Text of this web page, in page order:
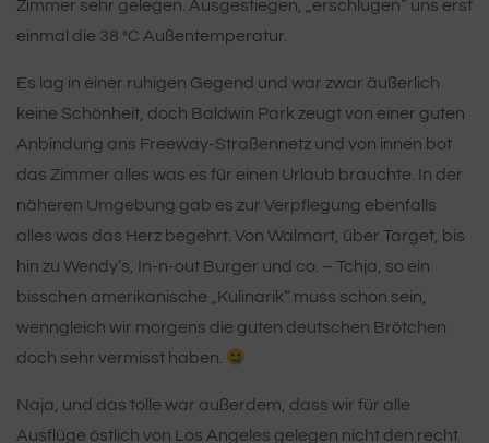
Zimmer sehr gelegen. Ausgestiegen, „erschlugen“ uns erst
einmal die 38 °C Außentemperatur.
Es lag in einer ruhigen Gegend und war zwar äußerlich
keine Schönheit, doch Baldwin Park zeugt von einer guten
Anbindung ans Freeway-Straßennetz und von innen bot
das Zimmer alles was es für einen Urlaub brauchte. In der
näheren Umgebung gab es zur Verpflegung ebenfalls
alles was das Herz begehrt. Von Walmart, über Target, bis
hin zu Wendy’s, In-n-out Burger und co. – Tchja, so ein
bisschen amerikanische „Kulinarik“ muss schon sein,
wenngleich wir morgens die guten deutschen Brötchen
doch sehr vermisst haben.
Naja, und das tolle war außerdem, dass wir für alle
Ausflüge östlich von Los Angeles gelegen nicht den recht